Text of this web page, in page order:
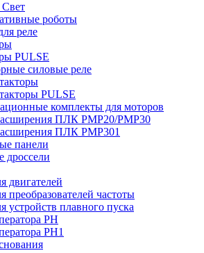
роботы
реле
PULSE
силовые реле
PULSE
комплекты для моторов
ПЛК PMP20/PMP30
ПЛК PMP301
панели
дроссели
двигателей
преобразователей частоты
устройств плавного пуска
PH
PH1